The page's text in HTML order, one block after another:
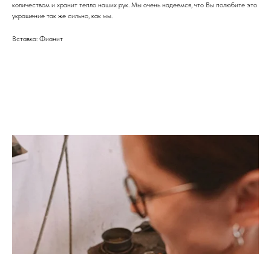
количеством и хранит тепло наших рук. Мы очень надеемся, что Вы полюбите это
украшение так же сильно, как мы.
Вставка: Фианит